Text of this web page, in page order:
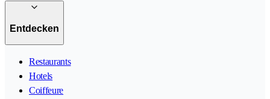
Entdecken
Restaurants
Hotels
Coiffeure